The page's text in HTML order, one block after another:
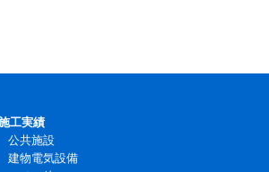
工実績
公共施設
建物電気設備